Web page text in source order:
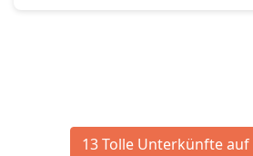
13 Tolle Unterkünfte